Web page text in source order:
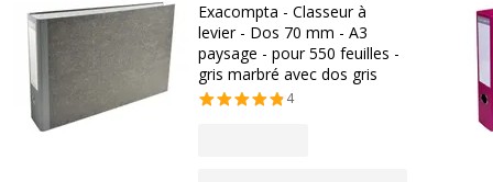
Exacompta - Classeur à
levier - Dos 70 mm - A3
paysage - pour 550 feuilles -
gris marbré avec dos gris
4